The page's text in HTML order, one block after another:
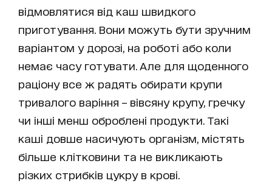
відмовлятися від каш швидкого
приготування. Вони можуть бути зручним
варіантом у дорозі, на роботі або коли
немає часу готувати. Але для щоденного
раціону все ж радять обирати крупи
тривалого варіння – вівсяну крупу, гречку
чи інші менш оброблені продукти. Такі
каші довше насичують організм, містять
більше клітковини та не викликають
різких стрибків цукру в крові.